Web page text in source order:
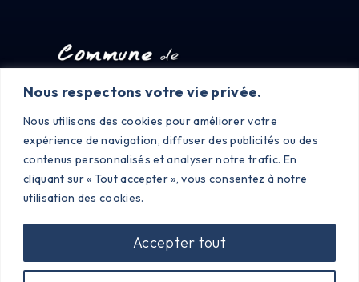
Nous respectons votre vie privée.
Nous utilisons des cookies pour améliorer votre
expérience de navigation, diffuser des publicités ou des
contenus personnalisés et analyser notre trafic. En
cliquant sur « Tout accepter », vous consentez à notre
utilisation des cookies.
Accepter tout
©2023 PONCINS |MENTIONS LÉGALES|POLITIQUE DE